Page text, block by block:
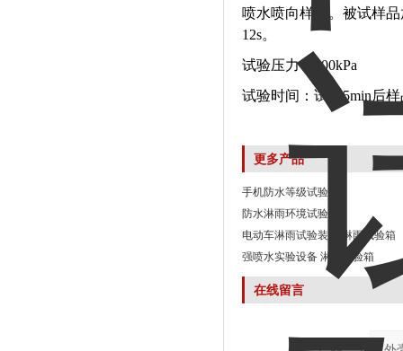
喷水喷向样品。被试样
12s。
试验压力：400kPa
试验时间：试验5min后样
更多产品
手机防水等级试验箱
防水淋雨环境试验箱
电动车淋雨试验装置 淋雨试验箱
强喷水实验设备 淋雨试验箱
在线留言